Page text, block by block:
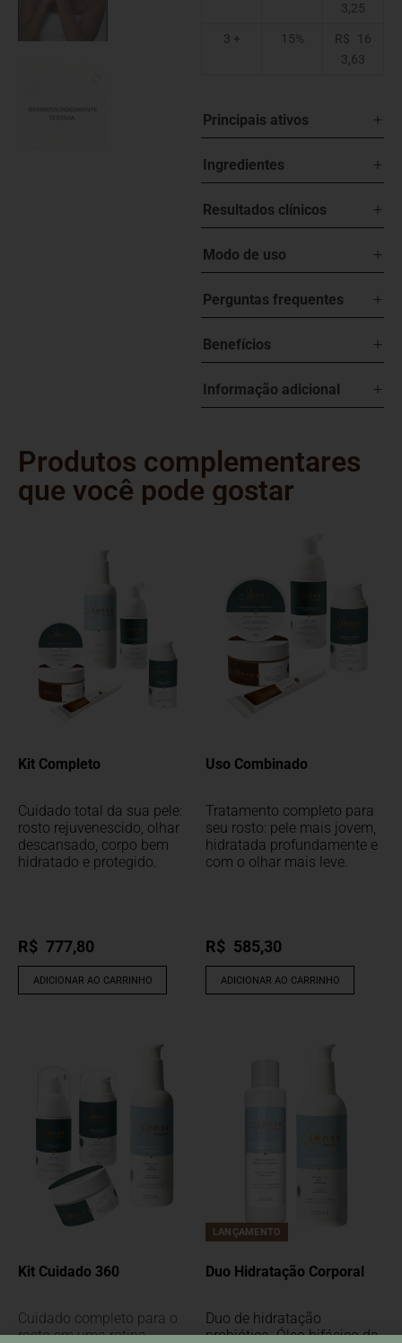
3,25
3 +
15% R$
16
3,63
Principais ativos +
Ingredientes +
Resultados clínicos +
Modo de uso +
Perguntas frequentes +
Benefícios +
Informação adicional +
Produtos complementares
que você pode gostar
Kit Completo
Cuidado total da sua pele:
rosto rejuvenescido, olhar
descansado, corpo bem
hidratado e protegido.
R$ 777,80
ADICIONAR AO CARRINHO
Uso Combinado
Tratamento completo para
seu rosto: pele mais jovem,
hidratada profundamente e
com o olhar mais leve.
R$ 585,30
ADICIONAR AO CARRINHO
Kit Cuidado 360
Cuidado completo para o
rosto em uma rotina
LANÇAMENTO
Duo Hidratação Corporal
Duo de hidratação
probiótica. Óleo bifásico de